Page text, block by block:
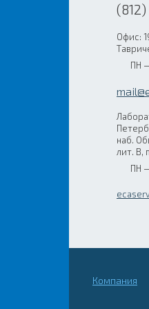
Офис:
ПН
наб.
лит. В,
ПН
Компания